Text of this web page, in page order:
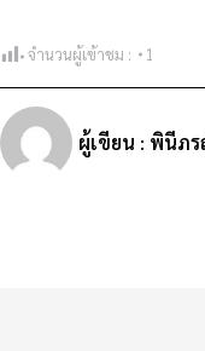
จำนวนผู้เข้าชม : 1
ผู้เขียน : พินีภร